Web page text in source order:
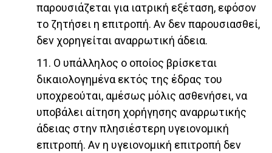
παρουσιάζεται για ιατρική εξέταση, εφόσον
το ζητήσει η επιτροπή. Αν δεν παρουσιασθεί,
δεν χορηγείται αναρρωτική άδεια.
11. Ο υπάλληλος ο οποίος βρίσκεται
δικαιολογημένα εκτός της έδρας του
υποχρεούται, αμέσως μόλις ασθενήσει, να
υποβάλει αίτηση χορήγησης αναρρωτικής
άδειας στην πλησιέστερη υγειονομική
επιτροπή. Αν η υγειονομική επιτροπή δεν